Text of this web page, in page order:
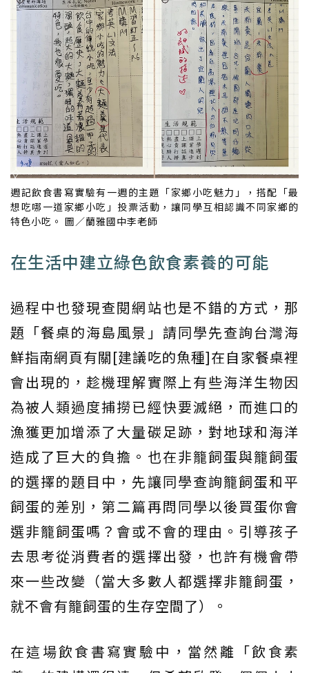
週記飲食書寫實驗有一週的主題「家鄉小吃魅力」，搭配「最
想吃哪一道家鄉小吃」投票活動，讓同學互相認識不同家鄉的
特色小吃。 圖／蘭雅國中李老師
在生活中建立綠色飲食素養的可能
過程中也發現查閱網站也是不錯的方式，那
題「餐桌的海島風景」請同學先查詢台灣海
鮮指南網頁有關[建議吃的魚種]在自家餐桌裡
會出現的，趁機理解實際上有些海洋生物因
為被人類過度捕撈已經快要滅絕，而進口的
漁獲更加增添了大量碳足跡，對地球和海洋
造成了巨大的負擔。也在非籠飼蛋與籠飼蛋
的選擇的題目中，先讓同學查詢籠飼蛋和平
飼蛋的差別，第二篇再問同學以後買蛋你會
選非籠飼蛋嗎？會或不會的理由。引導孩子
去思考從消費者的選擇出發，也許有機會帶
來一些改變（當大多數人都選擇非籠飼蛋，
就不會有籠飼蛋的生存空間了）。
在這場飲食書寫實驗中，當然離「飲食素